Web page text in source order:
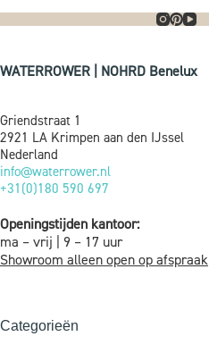
WATERROWER | NOHRD Benelux
Griendstraat 1
2921 LA Krimpen aan den IJssel
Nederland
info@waterrower.nl
+31(0)180 590 697
Openingstijden kantoor:
ma – vrij | 9 – 17 uur
Showroom alleen open op afspraak
Categorieën